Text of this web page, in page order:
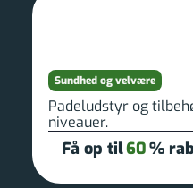
Sundhed og velvære
Padeludstyr og
niveauer.
Få op til60%